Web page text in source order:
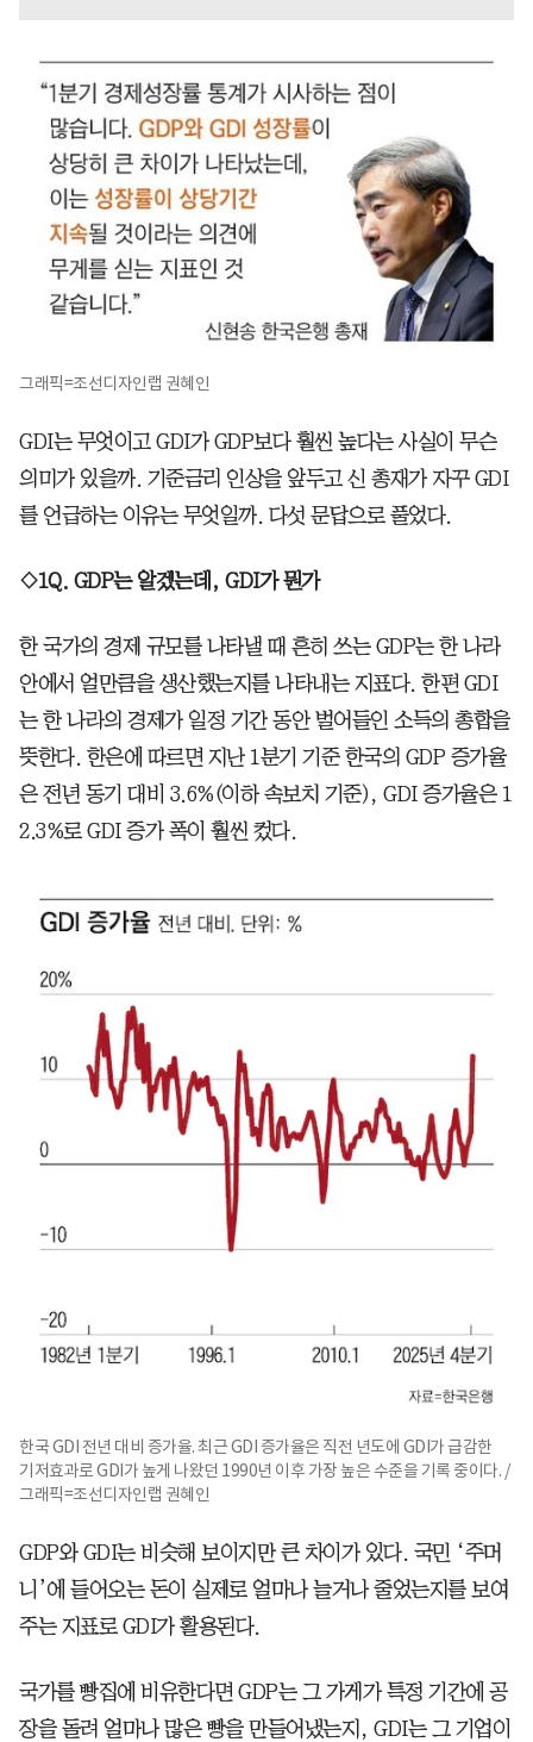
그래픽=조선디자인랩 권혜인
GDI는 무엇이고 GDI가 GDP보다 훨씬 높다는 사실이 무슨
의미가 있을까. 기준금리 인상을 앞두고 신 총재가 자꾸 GDI
를 언급하는 이유는 무엇일까. 다섯 문답으로 풀었다.
◇1Q. GDP는 알겠는데, GDI가 뭔가
한 국가의 경제 규모를 나타낼 때 흔히 쓰는 GDP는 한 나라
안에서 얼만큼을 생산했는지를 나타내는 지표다. 한편 GDI
는 한 나라의 경제가 일정 기간 동안 벌어들인 소득의 총합을
뜻한다. 한은에 따르면 지난 1분기 기준 한국의 GDP 증가율
은 전년 동기 대비 3.6%(이하 속보치 기준), GDI 증가율은 1
2.3%로 GDI 증가 폭이 훨씬 컸다.
한국 GDI 전년 대비 증가율. 최근 GDI 증가율은 직전 년도에 GDI가 급감한
기저효과로 GDI가 높게 나왔던 1990년 이후 가장 높은 수준을 기록 중이다. /
그래픽=조선디자인랩 권혜인
GDP와 GDI는 비슷해 보이지만 큰 차이가 있다. 국민 ‘주머
니’에 들어오는 돈이 실제로 얼마나 늘거나 줄었는지를 보여
주는 지표로 GDI가 활용된다.
국가를 빵집에 비유한다면 GDP는 그 가게가 특정 기간에 공
장을 돌려 얼마나 많은 빵을 만들어냈는지, GDI는 그 기업이